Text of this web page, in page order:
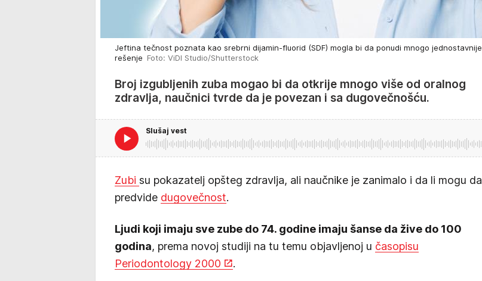
Jeftina tečnost poznata kao srebrni dijamin-fluorid (SDF) mogla bi da ponudi mnogo jednostavnije
rešenje Foto: ViDI Studio/Shutterstock
Broj izgubljenih zuba mogao bi da otkrije mnogo više od oralnog
zdravlja, naučnici tvrde da je povezan i sa dugovečnošću.
Slušaj vest
Zubi su pokazatelj opšteg zdravlja, ali naučnike je zanimalo i da li mogu da
predvide dugovečnost.
Ljudi koji imaju sve zube do 74. godine imaju šanse da žive do 100
godina, prema novoj studiji na tu temu objavljenoj u časopisu
Periodontology 2000
.